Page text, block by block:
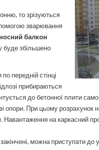
то зрізуються
зварювання
балкон
буде збільшено
передній стінці
прибираються
до бетонної плити
При цьому розрахунок
Навантаження на каркасний
можна приступати